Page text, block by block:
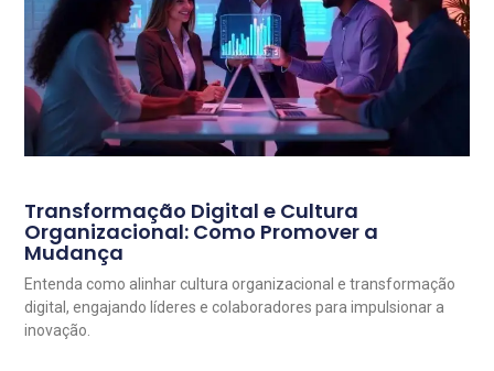
Transformação Digital e Cultura
Organizacional: Como Promover a
Mudança
Entenda como alinhar cultura organizacional e transformação
digital, engajando líderes e colaboradores para impulsionar a
inovação.